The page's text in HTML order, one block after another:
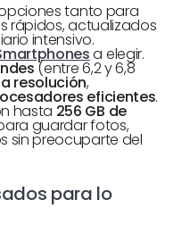
opciones tanto para
rápidos, actualizados
intensivo.
a elegir.
(entre 6,2 y 6,8
resolución,
eficientes.
hasta 256 GB de
guardar fotos,
sin preocuparte del
para lo